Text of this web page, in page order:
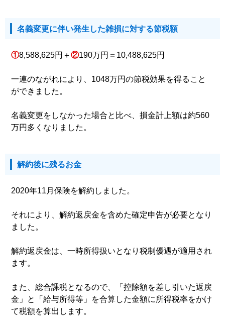
名義変更に伴い発生した雑損に対する節税額
①8,588,625円＋②190万円＝10,488,625円
一連のながれにより、1048万円の節税効果を得ること
ができました。
名義変更をしなかった場合と比べ、損金計上額は約560
万円多くなりました。
解約後に残るお金
2020年11月保険を解約しました。
それにより、解約返戻金を含めた確定申告が必要となり
ました。
解約返戻金は、一時所得扱いとなり税制優遇が適用され
ます。
また、総合課税となるので、「控除額を差し引いた返戻
金」と「給与所得等」を合算した金額に所得税率をかけ
て税額を算出します。